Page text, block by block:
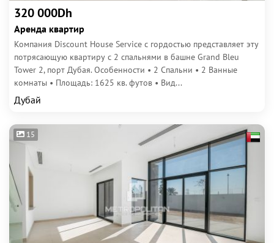
320 000Dh
Аренда квартир
Компания Discount House Service с гордостью представляет эту
потрясающую квартиру с 2 спальнями в башне Grand Bleu
Tower 2, порт Дубая. Особенности • 2 Спальни • 2 Ванные
комнаты • Площадь: 1625 кв. футов • Вид...
Дубай
15